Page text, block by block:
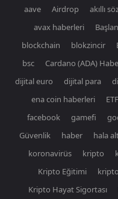
aave Airdrop akıllı
avax haberleri
blockchain
blokzincir
bsc
Cardano (ADA)
dijital euro
dijital para
ena coin haberleri
facebook
gamefi
Güvenlik
haber hala
koronavirüs
kripto
Kripto Eğitimi
Kripto Hayat Sigortası